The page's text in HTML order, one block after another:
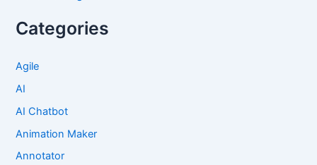
Categories
Agile
AI
AI Chatbot
Animation Maker
Annotator